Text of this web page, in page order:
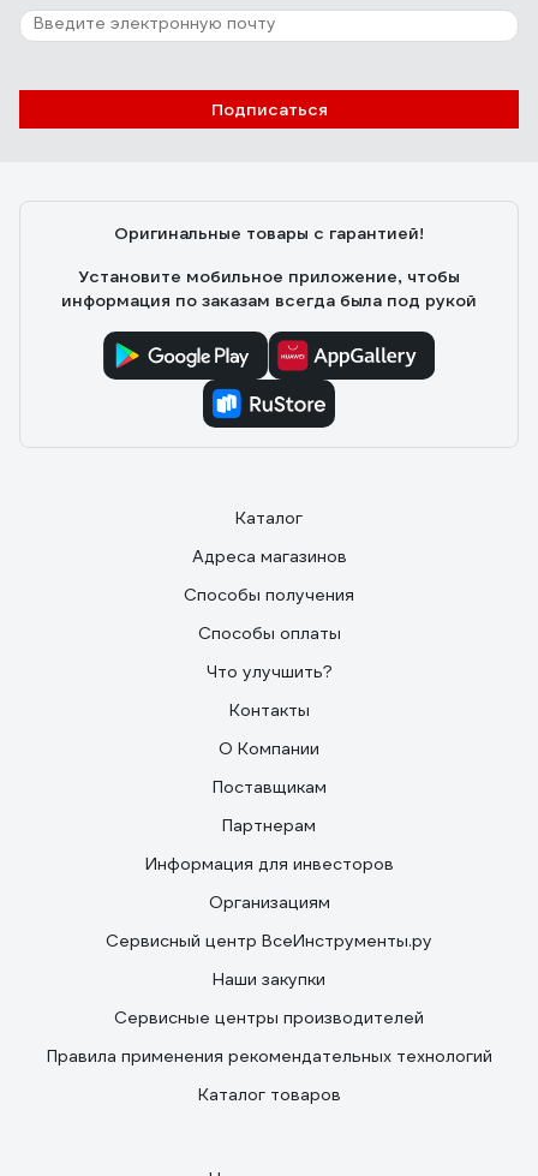
Подписаться
Оригинальные товары с гарантией!
Установите мобильное приложение, чтобы
информация по заказам всегда была под рукой
Каталог
Адреса магазинов
Способы получения
Способы оплаты
Что улучшить?
Контакты
О Компании
Поставщикам
Партнерам
Информация для инвесторов
Организациям
Сервисный центр ВсеИнструменты.ру
Наши закупки
Сервисные центры производителей
Правила применения рекомендательных технологий
Каталог товаров